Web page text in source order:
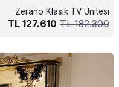
Zerano Klasik TV Ünitesi
182.300
TL
127.610